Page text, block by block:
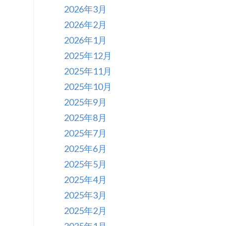
2026年3月
2026年2月
2026年1月
2025年12月
2025年11月
2025年10月
2025年9月
2025年8月
2025年7月
2025年6月
2025年5月
2025年4月
2025年3月
2025年2月